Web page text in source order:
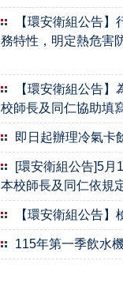
【環安衛組公告
務特性，明定熱危害
【環安衛組公告
校師長及同仁協助填
即日起辦理冷氣卡
[環安衛組公告]5月
本校師長及同仁依規
【環安衛組公告
115年第一季飲水